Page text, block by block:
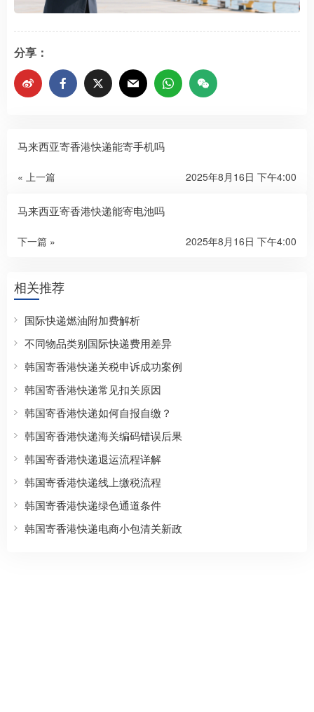
分享：
马来西亚寄香港快递能寄手机吗
« 上一篇 2025年8月16日 下午4:00
马来西亚寄香港快递能寄电池吗
下一篇 » 2025年8月16日 下午4:00
相关推荐
国际快递燃油附加费解析
不同物品类别国际快递费用差异
韩国寄香港快递关税申诉成功案例
韩国寄香港快递常见扣关原因
韩国寄香港快递如何自报自缴？
韩国寄香港快递海关编码错误后果
韩国寄香港快递退运流程详解
韩国寄香港快递线上缴税流程
韩国寄香港快递绿色通道条件
韩国寄香港快递电商小包清关新政